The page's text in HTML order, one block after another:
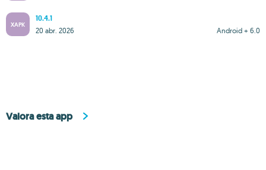
XAPK
10.4.1
Android + 6.0
20 abr. 2026
Valora esta app